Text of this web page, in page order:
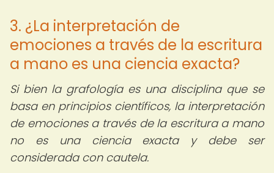
3. ¿La interpretación de
emociones a través de la escritura
a mano es una ciencia exacta?
Si bien la grafología es una disciplina que se
basa en principios científicos, la interpretación
de emociones a través de la escritura a mano
no es una ciencia exacta y debe ser
considerada con cautela.